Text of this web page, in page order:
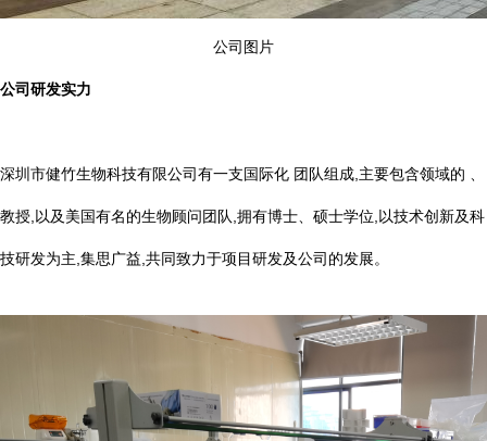
公司图片
公司研发实力
深圳市健竹生物科技有限公司有一支国际化 团队组成,主要包含领域的 、
教授,以及美国有名的生物顾问团队,拥有博士、硕士学位,以技术创新及科
技研发为主,集思广益,共同致力于项目研发及公司的发展。